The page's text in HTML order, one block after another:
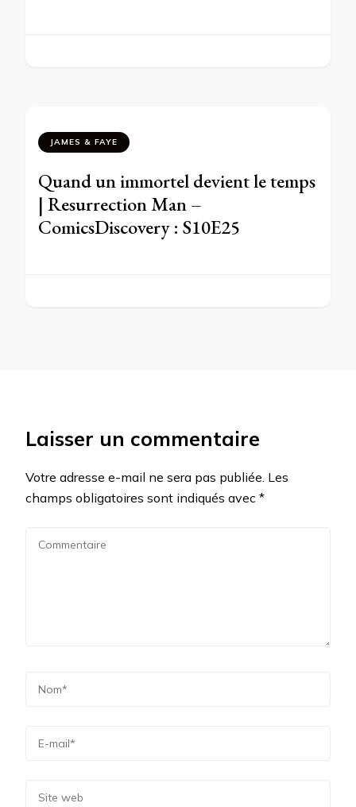
JAMES & FAYE
Quand un immortel devient le temps
| Resurrection Man –
ComicsDiscovery : S10E25
Laisser un commentaire
Votre adresse e-mail ne sera pas publiée. Les
champs obligatoires sont indiqués avec *